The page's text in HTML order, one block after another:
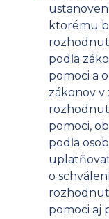
ktorému
podľa
pomoci a
zákonov
pomoci,
podľa
o
pomoci aj